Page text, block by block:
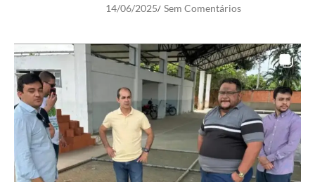
14/06/2025/ Sem Comentários